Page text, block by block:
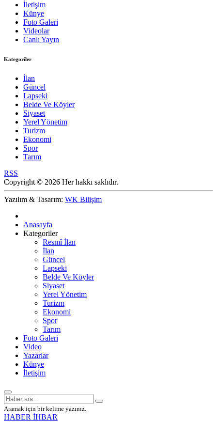
İletişim
Künye
Foto Galeri
Videolar
Canlı Yayın
Kategoriler
İlan
Güncel
Lapseki
Belde Ve Köyler
Siyaset
Yerel Yönetim
Turizm
Ekonomi
Spor
Tarım
RSS
Copyright © 2026 Her hakkı saklıdır.
Yazılım & Tasarım: WK Bilişim
Anasayfa
Kategoriler
Resmî İlan
İlan
Güncel
Lapseki
Belde Ve Köyler
Siyaset
Yerel Yönetim
Turizm
Ekonomi
Spor
Tarım
Foto Galeri
Video
Yazarlar
Künye
İletişim
Aramak için bir kelime yazınız.
HABER İHBAR